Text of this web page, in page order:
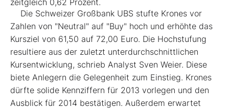
zeitgleich 0,62 Prozent.
Die Schweizer Großbank UBS stufte Krones vor
Zahlen von "Neutral" auf "Buy" hoch und erhöhte das
Kursziel von 61,50 auf 72,00 Euro. Die Hochstufung
resultiere aus der zuletzt unterdurchschnittlichen
Kursentwicklung, schrieb Analyst Sven Weier. Diese
biete Anlegern die Gelegenheit zum Einstieg. Krones
dürfte solide Kennziffern für 2013 vorlegen und den
Ausblick für 2014 bestätigen. Außerdem erwartet